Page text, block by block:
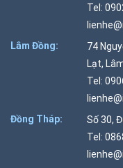
Tel:
Lâm Đồng:
74
Lạt,
Tel:
Đồng Tháp:
Số 30,
Tel: